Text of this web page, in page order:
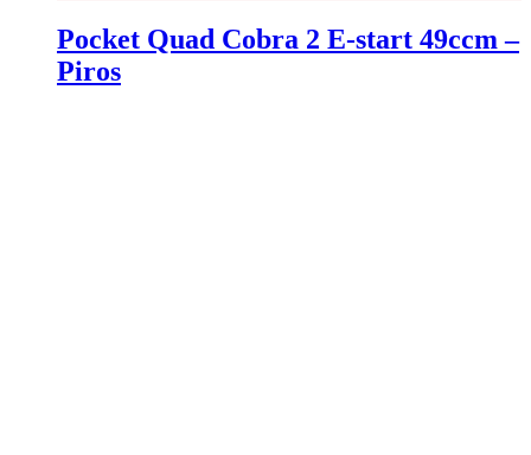
Pocket Quad Cobra 2 E-start 49ccm –
Piros